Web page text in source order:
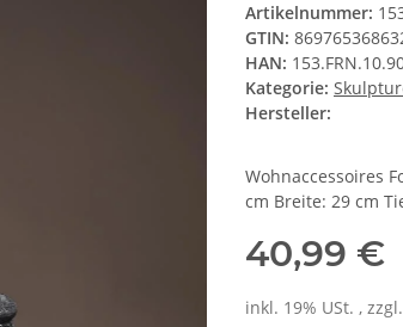
Artikelnummer:
GTIN:
HAN:
Kategorie:
Hersteller:
Wohnaccessoires
cm Breite: 29 cm
40,99 €
inkl. 19% USt. , zzgl.